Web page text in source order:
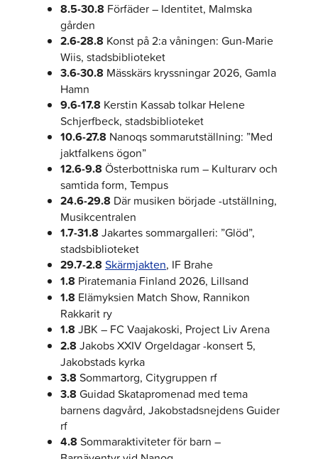
8.5-30.8 Förfäder – Identitet, Malmska
gården
2.6-28.8 Konst på 2:a våningen: Gun-Marie
Wiis, stadsbiblioteket
3.6-30.8 Mässkärs kryssningar 2026, Gamla
Hamn
9.6-17.8 Kerstin Kassab tolkar Helene
Schjerfbeck, stadsbiblioteket
10.6-27.8 Nanoqs sommarutställning: ”Med
jaktfalkens ögon”
12.6-9.8 Österbottniska rum – Kulturarv och
samtida form, Tempus
24.6-29.8 Där musiken började -utställning,
Musikcentralen
1.7-31.8 Jakartes sommargalleri: ”Glöd”,
stadsbiblioteket
29.7-2.8 Skärmjakten, IF Brahe
1.8 Piratemania Finland 2026, Lillsand
1.8 Elämyksien Match Show, Rannikon
Rakkarit ry
1.8 JBK – FC Vaajakoski, Project Liv Arena
2.8 Jakobs XXIV Orgeldagar -konsert 5,
Jakobstads kyrka
3.8 Sommartorg, Citygruppen rf
3.8 Guidad Skatapromenad med tema
barnens dagvård, Jakobstadsnejdens Guider
rf
4.8 Sommaraktiviteter för barn –